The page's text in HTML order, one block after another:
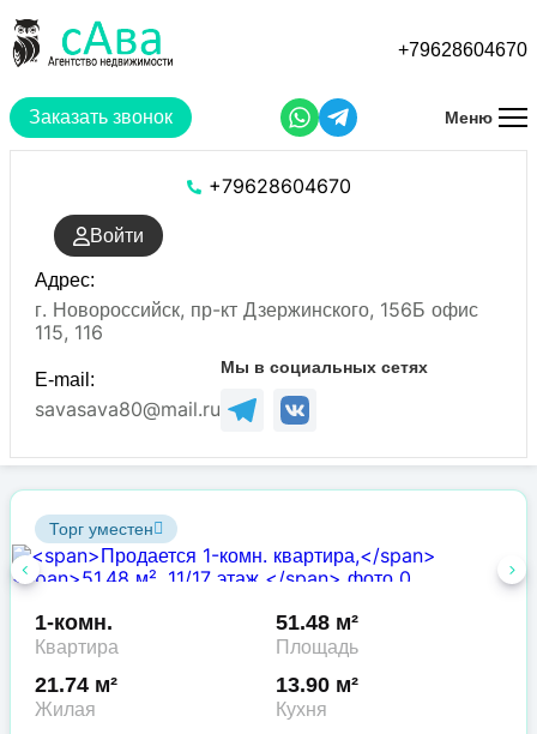
основному
Заказать звонок
+79628604670
Меню
+79628604670
Войти
Адрес:
г. Новороссийск, пр-кт Дзержинского, 156Б офис
115, 116
E-mail:
savasava80@mail.ru
Мы в социальных сетях
Торг уместен
1-комн.
Квартира
51.48 м²
Площадь
21.74 м²
Жилая
13.90 м²
Кухня